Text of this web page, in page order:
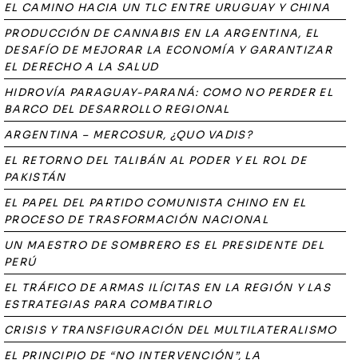
EL CAMINO HACIA UN TLC ENTRE URUGUAY Y CHINA
PRODUCCIÓN DE CANNABIS EN LA ARGENTINA, EL
DESAFÍO DE MEJORAR LA ECONOMÍA Y GARANTIZAR
EL DERECHO A LA SALUD
HIDROVÍA PARAGUAY-PARANÁ: COMO NO PERDER EL
BARCO DEL DESARROLLO REGIONAL
ARGENTINA – MERCOSUR, ¿QUO VADIS?
EL RETORNO DEL TALIBÁN AL PODER Y EL ROL DE
PAKISTÁN
EL PAPEL DEL PARTIDO COMUNISTA CHINO EN EL
PROCESO DE TRASFORMACIÓN NACIONAL
UN MAESTRO DE SOMBRERO ES EL PRESIDENTE DEL
PERÚ
EL TRÁFICO DE ARMAS ILÍCITAS EN LA REGIÓN Y LAS
ESTRATEGIAS PARA COMBATIRLO
CRISIS Y TRANSFIGURACIÓN DEL MULTILATERALISMO
EL PRINCIPIO DE “NO INTERVENCIÓN”, LA